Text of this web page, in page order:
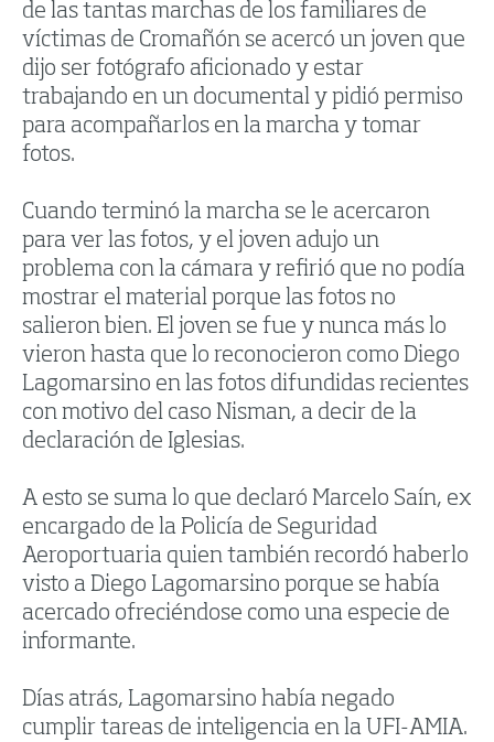
de las tantas marchas de los familiares de
víctimas de Cromañón se acercó un joven que
dijo ser fotógrafo aficionado y estar
trabajando en un documental y pidió permiso
para acompañarlos en la marcha y tomar
fotos.
Cuando terminó la marcha se le acercaron
para ver las fotos, y el joven adujo un
problema con la cámara y refirió que no podía
mostrar el material porque las fotos no
salieron bien. El joven se fue y nunca más lo
vieron hasta que lo reconocieron como Diego
Lagomarsino en las fotos difundidas recientes
con motivo del caso Nisman, a decir de la
declaración de Iglesias.
A esto se suma lo que declaró Marcelo Saín, ex
encargado de la Policía de Seguridad
Aeroportuaria quien también recordó haberlo
visto a Diego Lagomarsino porque se había
acercado ofreciéndose como una especie de
informante.
Días atrás, Lagomarsino había negado
cumplir tareas de inteligencia en la UFI-AMIA.